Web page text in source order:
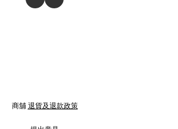
商舖 退貨及退款政策